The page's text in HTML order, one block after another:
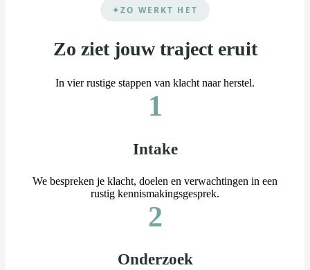
ZO WERKT HET
Zo ziet jouw traject eruit
In vier rustige stappen van klacht naar herstel.
1
Intake
We bespreken je klacht, doelen en verwachtingen in een
rustig kennismakingsgesprek.
2
Onderzoek